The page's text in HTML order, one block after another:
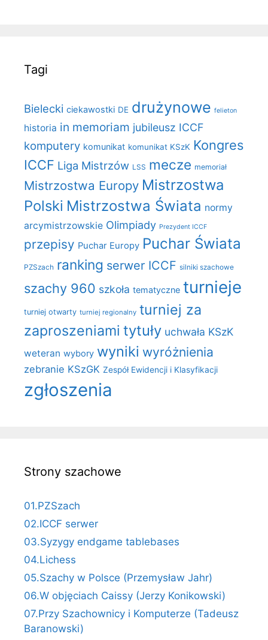
Tagi
Bielecki ciekawostki DE drużynowe felieton
historia in memoriam jubileusz ICCF
komputery komunikat komunikat KSzK Kongres
ICCF Liga Mistrzów LSS mecze memoriał
Mistrzostwa Europy Mistrzostwa
Polski Mistrzostwa Świata normy
arcymistrzowskie Olimpiady Prezydent ICCF
przepisy Puchar Europy Puchar Świata
PZSzach ranking serwer ICCF silniki szachowe
szachy 960 szkoła tematyczne turnieje
turniej otwarty turniej regionalny turniej za
zaproszeniami tytuły uchwała KSzK
weteran wybory wyniki wyróżnienia
zebranie KSzGK Zespół Ewidencji i Klasyfikacji
zgłoszenia
Strony szachowe
01.PZSzach
02.ICCF serwer
03.Syzygy endgame tablebases
04.Lichess
05.Szachy w Polsce (Przemysław Jahr)
06.W objęciach Caissy (Jerzy Konikowski)
07.Przy Szachownicy i Komputerze (Tadeusz
Baranowski)